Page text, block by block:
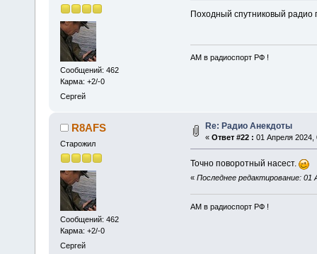
Сообщений: 462
Карма: +2/-0
Сергей
Походный спутниковый
АМ в радиоспорт РФ !
R8AFS
Старожил
Сообщений: 462
Карма: +2/-0
Сергей
Re: Радио Анекдоты
« Ответ #22 : 01 Апреля 2024,
Точно поворотный насест.
« Последнее редактирование: 01
АМ в радиоспорт РФ !